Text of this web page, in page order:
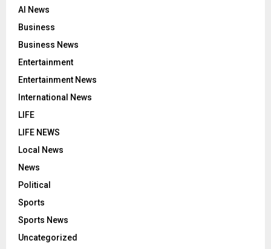
AI News
Business
Business News
Entertainment
Entertainment News
International News
LIFE
LIFE NEWS
Local News
News
Political
Sports
Sports News
Uncategorized